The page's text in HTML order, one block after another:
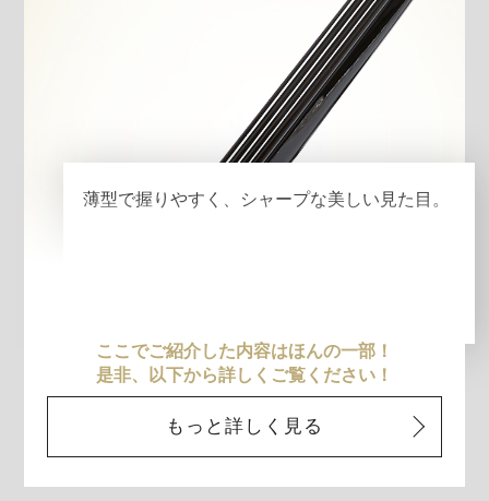
薄型で握りやすく、シャープな美しい見た目。
ここでご紹介した内容はほんの一部！
是非、以下から詳しくご覧ください！
もっと詳しく見る